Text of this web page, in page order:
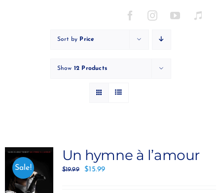
Sort by Price
Show 12 Products
Sale!
Un hymne à l’amour
$19.99 $15.99